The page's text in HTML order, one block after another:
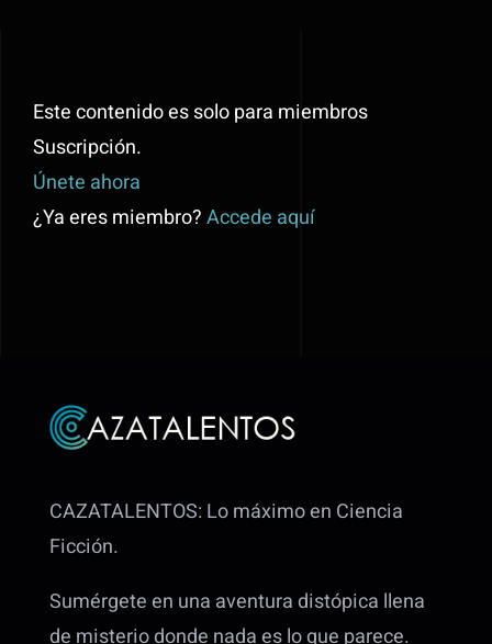
Este contenido es solo para miembros
Suscripción.
Únete ahora
¿Ya eres miembro?Accede aquí
CAZATALENTOS: Lo máximo en Ciencia
Ficción.
Sumérgete en una aventura distópica llena
de misterio donde nada es lo que parece.